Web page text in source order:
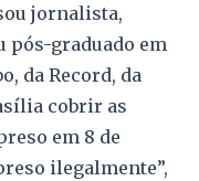
jornalista,
pós-graduado em
da Record, da
cobrir as
em 8 de
ilegalmente”,